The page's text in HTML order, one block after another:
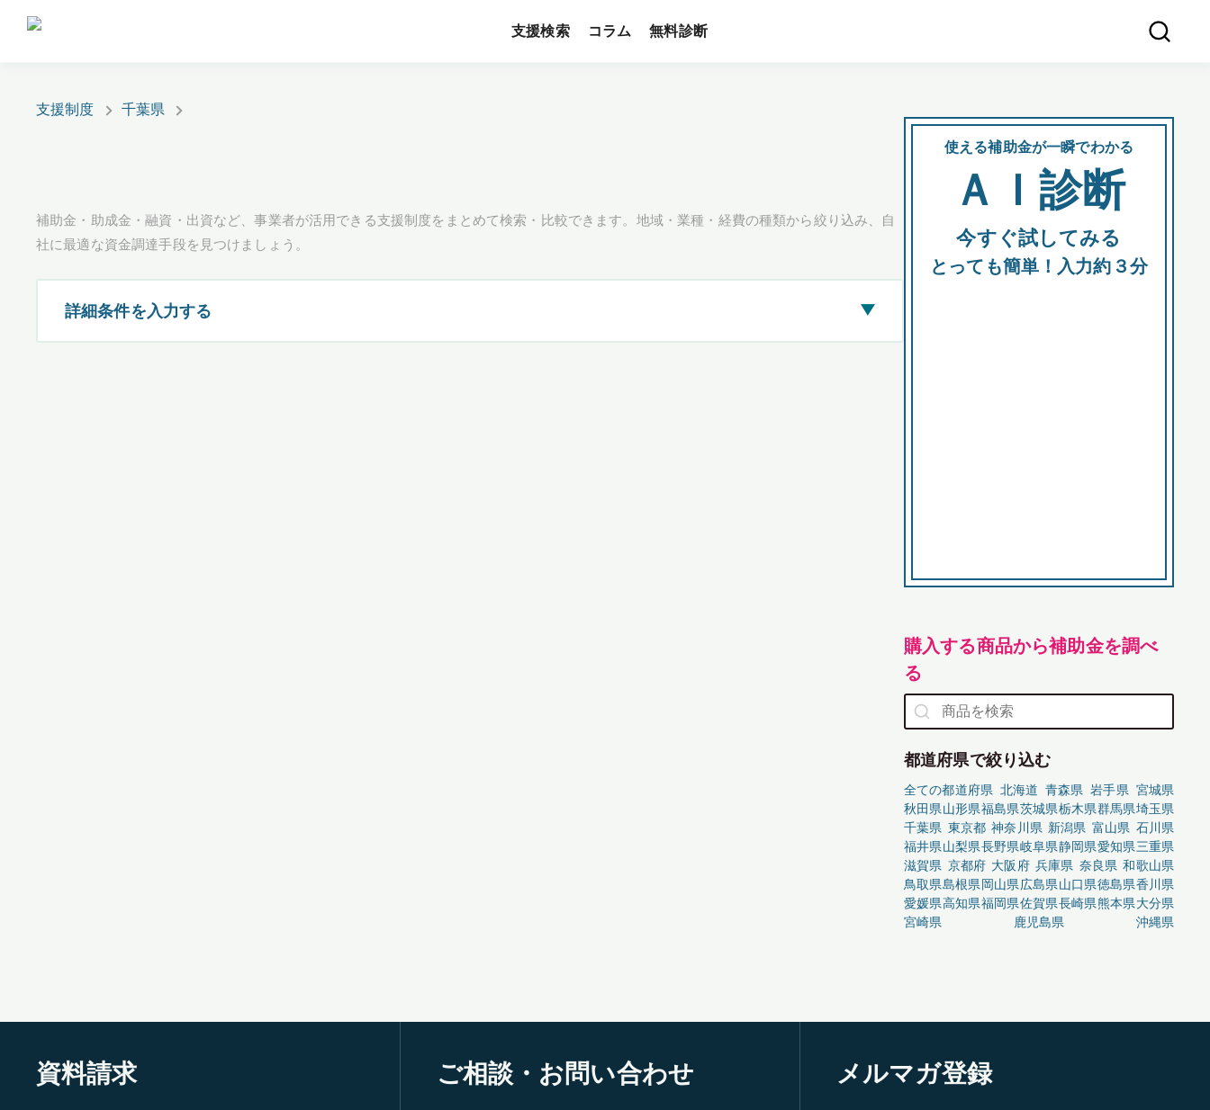
支援検索 コラム 無料診断
支援制度 千葉県
補助金・助成金・融資・出資など、事業者が活用できる支援制度をまとめて検索・比較できます。地域・業種・経費の種類から絞り込み、自
社に最適な資金調達手段を見つけましょう。
詳細条件を入力する ▶
使える補助金が一瞬でわかる
ＡＩ診断
今すぐ試してみる
とっても簡単！入力約３分
購入する商品から補助金を調べ
る
都道府県で絞り込む
全ての都道府県 北海道 青森県 岩手県 宮城県
秋田県山形県福島県茨城県栃木県群馬県埼玉県
千葉県 東京都 神奈川県 新潟県 富山県 石川県
福井県山梨県長野県岐阜県静岡県愛知県三重県
滋賀県 京都府 大阪府 兵庫県 奈良県 和歌山県
鳥取県島根県岡山県広島県山口県徳島県香川県
愛媛県高知県福岡県佐賀県長崎県熊本県大分県
宮崎県
鹿児島県 沖縄県
資料請求 ご相談・お問い合わせ メルマガ登録